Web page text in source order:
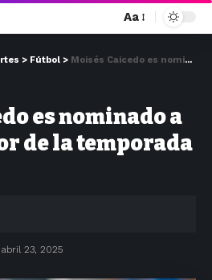
Aa
> Fútbol > Moisés Caicedo es nominado a mejor jugador de la temporada del Chelsea
es nominado a
de la temporada
23, 2025